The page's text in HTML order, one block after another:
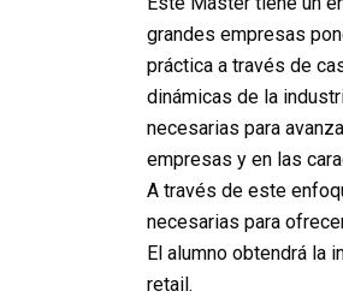
grandes empresas
práctica a través de
dinámicas de la
necesarias para
empresas y en las
A través de este
necesarias para
El alumno obtendrá la
retail.